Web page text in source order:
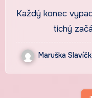
Každý konec
tichý
Maruška